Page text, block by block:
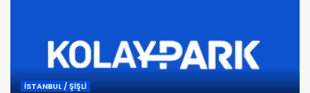
İSTANBUL / ŞİŞLİ